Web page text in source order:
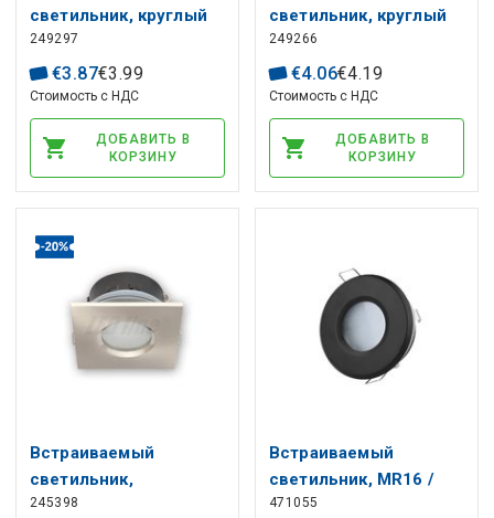
светильник, круглый
MR11,
водонепроницаемый,
черный, LED line
249297
€3.87€3 .99
Стоимость с НДС
ДОБАВИТЬ В
КОРЗИНУ
светильник, круглый
MR11,
водонепроницаемый,
белый, LED line
249266
€4.06€4.19
Стоимость с НДС
ДОБАВИТЬ В
КОРЗИНУ
Встраиваемый
светильник,
квадратный,
245398
Встраиваемый
светильник, MR16 /
GU10, круглый,
471055